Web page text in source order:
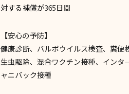
対する補償が365日間
【安心の予防】
健康診断、パルボウイルス検査、糞便
生虫駆除、混合ワクチン接種、イン
ャニバック接種